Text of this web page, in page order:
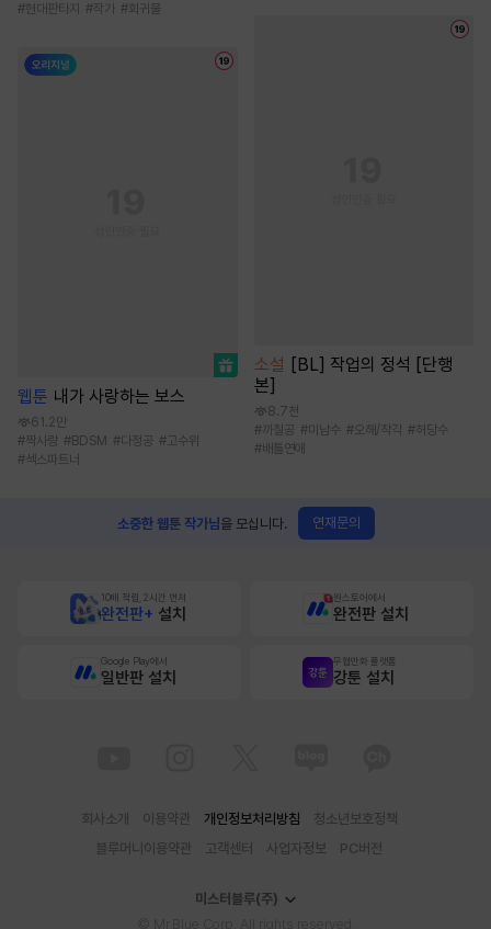
#현대판타지 #작가 #회귀물
웹툰 내가 사랑하는 보스
61.2만
#짝사랑 #BDSM #다정공 #고수위
#섹스파트너
소설 [BL] 작업의 정석 [단행
본]
8.7천
#까칠공 #미남수 #오해/착각 #허당수
#배틀연애
소중한 웹툰 작가님을 모십니다. 연재문의
10배 적립, 2시간 먼저
완전판+ 설치
원스토어에서
완전판 설치
Google Play에서
일반판 설치
무협만화 플랫폼
강툰 설치
회사소개 이용약관 개인정보처리방침
청소년보호정책
블루머니이용약관
고객센터 사업자정보 PC버전
미스터블루(주)